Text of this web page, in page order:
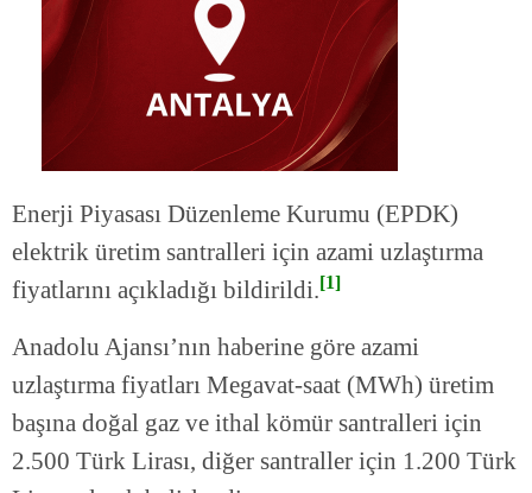
Enerji Piyasası Düzenleme Kurumu (EPDK)
elektrik üretim santralleri için azami uzlaştırma
fiyatlarını açıkladığı bildirildi.[1]
Anadolu Ajansı’nın haberine göre azami
uzlaştırma fiyatları Megavat-saat (MWh) üretim
başına doğal gaz ve ithal kömür santralleri için
2.500 Türk Lirası, diğer santraller için 1.200 Türk